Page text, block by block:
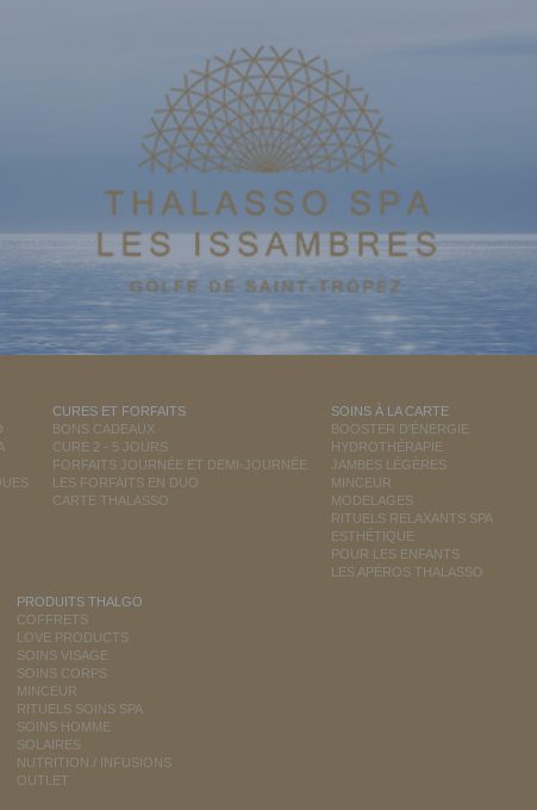
CURES ET FORFAITS
BONS CADEAUX
CURE 2 - 5 JOURS
FORFAITS JOURNÉE ET DEMI-JOURNÉE
LES FORFAITS EN DUO
CARTE THALASSO
SOINS À LA CARTE
BOOSTER D'ÉNERGIE
HYDROTHÉRAPIE
JAMBES LÉGÈRES
MINCEUR
MODELAGES
RITUELS RELAXANTS SPA
ESTHÉTIQUE
POUR LES ENFANTS
LES APÉROS THALASSO
PRODUITS THALGO
COFFRETS
LOVE PRODUCTS
SOINS VISAGE
SOINS CORPS
MINCEUR
RITUELS SOINS SPA
SOINS HOMME
SOLAIRES
NUTRITION / INFUSIONS
OUTLET